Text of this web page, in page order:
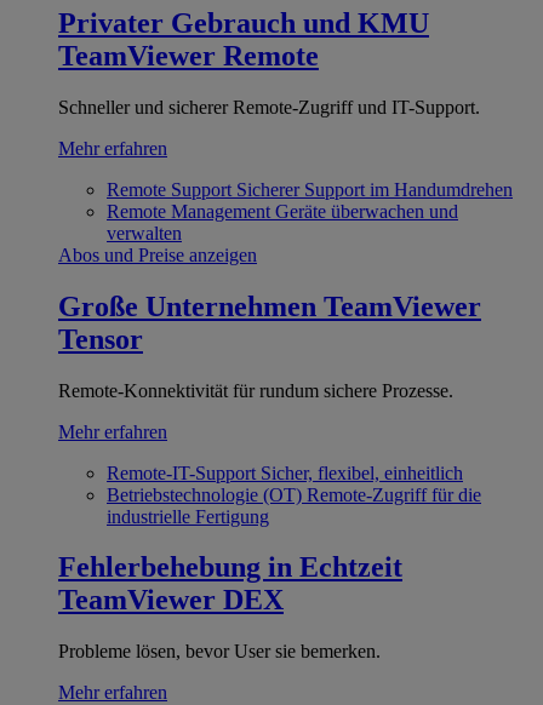
Privater Gebrauch und KMU
TeamViewer Remote
Schneller und sicherer Remote-Zugriff und IT-Support.
Mehr erfahren
Remote Support Sicherer Support im Handumdrehen
Remote Management Geräte überwachen und
verwalten
Abos und Preise anzeigen
Große Unternehmen TeamViewer
Tensor
Remote-Konnektivität für rundum sichere Prozesse.
Mehr erfahren
Remote-IT-Support Sicher, flexibel, einheitlich
Betriebstechnologie (OT) Remote-Zugriff für die
industrielle Fertigung
Fehlerbehebung in Echtzeit
TeamViewer DEX
Probleme lösen, bevor User sie bemerken.
Mehr erfahren